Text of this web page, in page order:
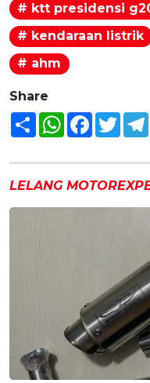
# ktt presidensi
# kendaraan listrik
# ahm
Share
Share WhatsAppFacebook
LELANG